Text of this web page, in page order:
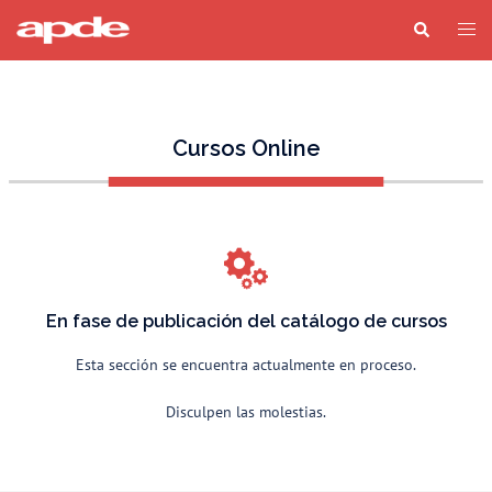
Cursos Online
En fase de publicación del catálogo de cursos
Esta sección se encuentra actualmente en proceso.
Disculpen las molestias.